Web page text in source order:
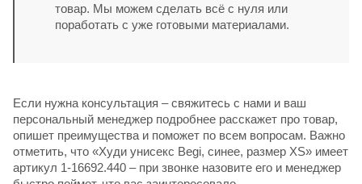
товар. Мы можем сделать всё с нуля или
поработать с уже готовыми материалами.
Если нужна консультация – свяжитесь с нами и ваш
персональный менеджер подробнее расскажет про товар,
опишет преимущества и поможет по всем вопросам. Важно
отметить, что «Худи унисекс Begi, синее, размер XS» имеет
артикул 1-16692.440 – при звонке назовите его и менеджер